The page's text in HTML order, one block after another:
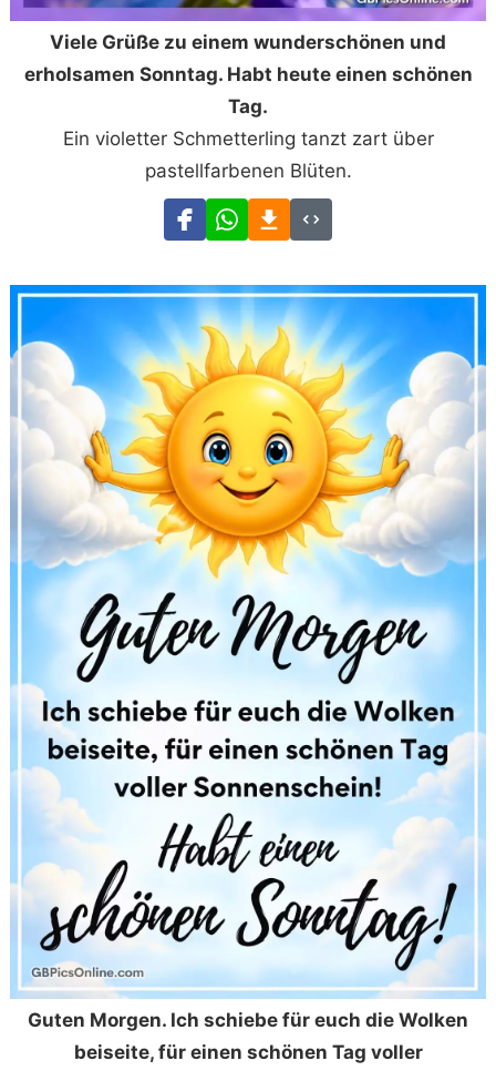
Viele Grüße zu einem wunderschönen und
erholsamen Sonntag. Habt heute einen schönen
Tag.
Ein violetter Schmetterling tanzt zart über
pastellfarbenen Blüten.
Guten Morgen. Ich schiebe für euch die Wolken
beiseite, für einen schönen Tag voller